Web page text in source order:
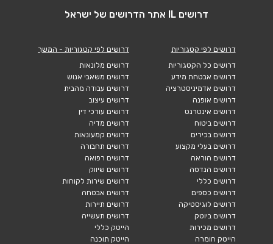
דרושים IL אתר הדרושים של ישראל
דרושים לפי קטגוריות
דרושים כל הקטגוריות
דרושים אבטחת מידע
דרושים אדמיניסטרציה
דרושים אופנה
דרושים אינטרנט
דרושים ביטוח
דרושים בכירים
דרושים בעלי מקצוע
דרושים הוראה
דרושים הנדסה
דרושים כללי
דרושים כספים
דרושים לוגיסטיקה
דרושים ביוטק
דרושים מכירות
הייטק חומרה
דרושים לפי קטגוריות - המשך
דרושים מלונאות
דרושים משאבי אנוש
דרושים עבודה מהבית
דרושים עיצוב
דרושים עורכי דין
דרושים מדיה
דרושים קמעונאות
דרושים תחבורה
דרושים רפואה
דרושים שיווק
דרושים שירות לקוחות
דרושים אבטחה
דרושים תיירות
דרושים תעשייה
הייטק כללי
הייטק תוכנה